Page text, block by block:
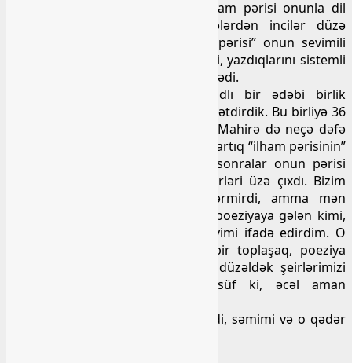
Özünün də gözəl təbii var idi, ilham pərisi onunla dil
tapmışdı, könlünü alanda kəlmələrdən incilər düzə
bilirdi. Yeri gəlmişkən, bu “ilham pərisi” onun sevimili
sözlərindən biri idi… Amma heyif ki, yazdıqlarını sistemli
şəkildə qələmə almadı, arxivləşdirmədi.
Bir zamanlar mən “Söz-sözə” adlı bir ədəbi birlik
yaratmışdım, iki almanax da nəşr elətdirdik. Bu birliyə 36
nəfər yazar toplaşmışdı, o zaman Mahirə də neçə dəfə
təklif etdimsə də, bizə qatılmadı və artıq “ilham pərisinin”
onu tərk etdiyini bildirdi. Amma sonralar onun pərisi
yenə könlünə qayıtdı və gözəl şeirləri üzə çıxdı. Bizim
ədəbi birlik artıq fəaliyyət göstərmirdi, amma mən
onunla hər görüşümüzdə söhbət poeziyaya gələn kimi,
belə birliyi yenidən yaratmaq istəyimi ifadə edirdim. O
da, həmişə deyirdi ki, haqlısan, bir toplaşaq, poeziya
birliyi yaradaq və yaxud bir sayt düzəldək şeirlərimizi
ataq oraya, itib-batmasın. Təəssüf ki, əcəl aman
Mahirin poetik duyğuları çox saf idi, səmimi və o qədər